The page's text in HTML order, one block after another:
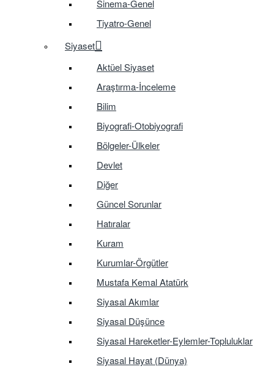
Sinema-Genel
Tiyatro-Genel
Siyaset
Aktüel Siyaset
Araştırma-İnceleme
Bilim
Biyografi-Otobiyografi
Bölgeler-Ülkeler
Devlet
Diğer
Güncel Sorunlar
Hatıralar
Kuram
Kurumlar-Örgütler
Mustafa Kemal Atatürk
Siyasal Akımlar
Siyasal Düşünce
Siyasal Hareketler-Eylemler-Topluluklar
Siyasal Hayat (Dünya)